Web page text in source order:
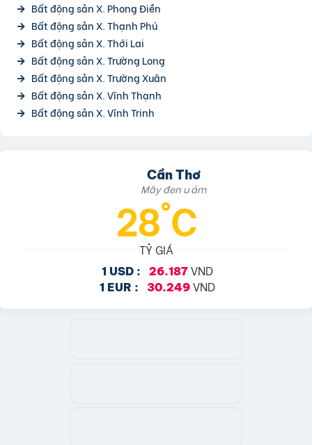
Bất động sản X. Phong Điền
Bất động sản X. Thạnh Phú
Bất động sản X. Thới Lai
Bất động sản X. Trường Long
Bất động sản X. Trường Xuân
Bất động sản X. Vĩnh Thạnh
Bất động sản X. Vĩnh Trinh
Cần Thơ
Mây đen u ám
28°C
TỶ GIÁ
1 USD : 26.187 VND
1 EUR : 30.249 VND